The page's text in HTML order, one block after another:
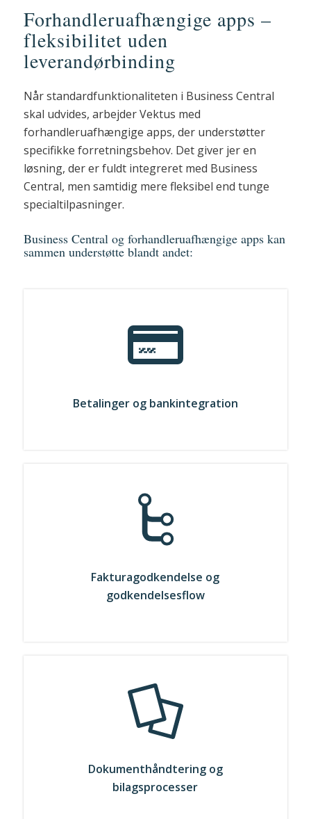
Forhandleruafhængige apps –
fleksibilitet uden
leverandørbinding
Når standardfunktionaliteten i Business Central
skal udvides, arbejder Vektus med
forhandleruafhængige apps, der understøtter
specifikke forretningsbehov. Det giver jer en
løsning, der er fuldt integreret med Business
Central, men samtidig mere fleksibel end tunge
specialtilpasninger.
Business Central og forhandleruafhængige apps kan
sammen understøtte blandt andet:
Betalinger og bankintegration
Fakturagodkendelse og
godkendelsesflow
Dokumenthåndtering og
bilagsprocesser